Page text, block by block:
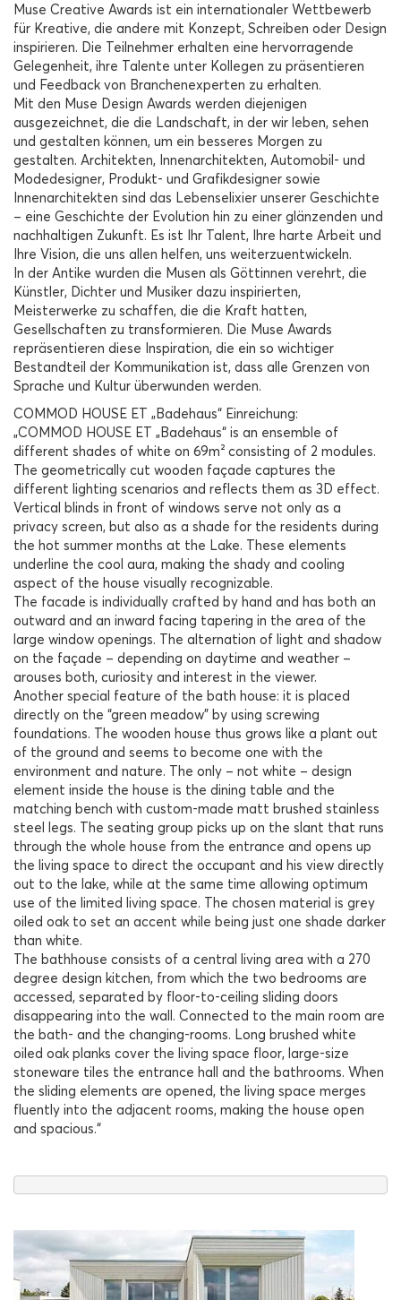
Muse Creative Awards ist ein internationaler Wettbewerb
für Kreative, die andere mit Konzept, Schreiben oder Design
inspirieren. Die Teilnehmer erhalten eine hervorragende
Gelegenheit, ihre Talente unter Kollegen zu präsentieren
und Feedback von Branchenexperten zu erhalten.
Mit den Muse Design Awards werden diejenigen
ausgezeichnet, die die Landschaft, in der wir leben, sehen
und gestalten können, um ein besseres Morgen zu
gestalten. Architekten, Innenarchitekten, Automobil- und
Modedesigner, Produkt- und Grafikdesigner sowie
Innenarchitekten sind das Lebenselixier unserer Geschichte
– eine Geschichte der Evolution hin zu einer glänzenden und
nachhaltigen Zukunft. Es ist Ihr Talent, Ihre harte Arbeit und
Ihre Vision, die uns allen helfen, uns weiterzuentwickeln.
In der Antike wurden die Musen als Göttinnen verehrt, die
Künstler, Dichter und Musiker dazu inspirierten,
Meisterwerke zu schaffen, die die Kraft hatten,
Gesellschaften zu transformieren. Die Muse Awards
repräsentieren diese Inspiration, die ein so wichtiger
Bestandteil der Kommunikation ist, dass alle Grenzen von
Sprache und Kultur überwunden werden.
COMMOD HOUSE ET „Badehaus“ Einreichung:
„COMMOD HOUSE ET „Badehaus“ is an ensemble of
different shades of white on 69m² consisting of 2 modules.
The geometrically cut wooden façade captures the
different lighting scenarios and reflects them as 3D effect.
Vertical blinds in front of windows serve not only as a
privacy screen, but also as a shade for the residents during
the hot summer months at the Lake. These elements
underline the cool aura, making the shady and cooling
aspect of the house visually recognizable.
The facade is individually crafted by hand and has both an
outward and an inward facing tapering in the area of the
large window openings. The alternation of light and shadow
on the façade – depending on daytime and weather –
arouses both, curiosity and interest in the viewer.
Another special feature of the bath house: it is placed
directly on the “green meadow” by using screwing
foundations. The wooden house thus grows like a plant out
of the ground and seems to become one with the
environment and nature. The only – not white – design
element inside the house is the dining table and the
matching bench with custom-made matt brushed stainless
steel legs. The seating group picks up on the slant that runs
through the whole house from the entrance and opens up
the living space to direct the occupant and his view directly
out to the lake, while at the same time allowing optimum
use of the limited living space. The chosen material is grey
oiled oak to set an accent while being just one shade darker
than white.
The bathhouse consists of a central living area with a 270
degree design kitchen, from which the two bedrooms are
accessed, separated by floor-to-ceiling sliding doors
disappearing into the wall. Connected to the main room are
the bath- and the changing-rooms. Long brushed white
oiled oak planks cover the living space floor, large-size
stoneware tiles the entrance hall and the bathrooms. When
the sliding elements are opened, the living space merges
fluently into the adjacent rooms, making the house open
and spacious.“